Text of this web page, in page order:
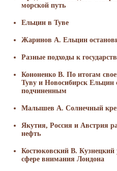
морской путь
Ельцин в Туве
Жаринов А. Ельцин
Разные подходы к
Кононенко В. По итогам
Туву и Новосибирск Ельцин
подчиненным
Малышев А. Солнечный
Якутия, Россия и Австрия
нефть
Костюковский В. Кузнецкий
сфере внимания Лондона